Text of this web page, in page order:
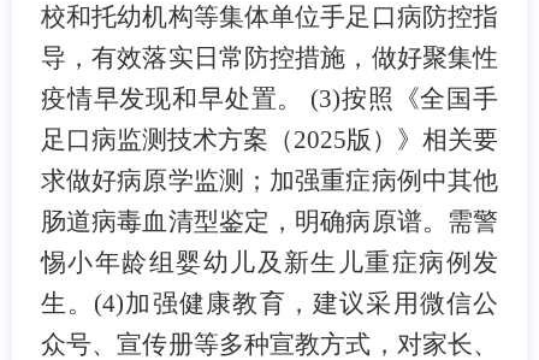
校和托幼机构等集体单位手足口病防控指
导，有效落实日常防控措施，做好聚集性
疫情早发现和早处置。 (3)按照《全国手
足口病监测技术方案（2025版）》相关要
求做好病原学监测；加强重症病例中其他
肠道病毒血清型鉴定，明确病原谱。需警
惕小年龄组婴幼儿及新生儿重症病例发
生。 (4)加强健康教育，建议采用微信公
众号、宣传册等多种宣教方式，对家长、